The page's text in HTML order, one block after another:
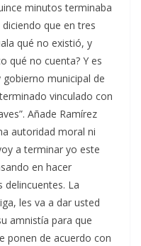
minutos terminaba
que en tres
qué no existió, y
qué no cuenta? Y es
municipal de
vinculado con
Añade Ramírez
autoridad moral ni
a terminar yo este
en hacer
La
les va a dar usted
amnistía para que
ponen de acuerdo con